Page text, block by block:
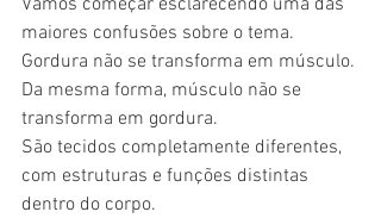
Vamos começar esclarecendo uma das
maiores confusões sobre o tema.
Gordura não se transforma em músculo.
Da mesma forma, músculo não se
transforma em gordura.
São tecidos completamente diferentes,
com estruturas e funções distintas
dentro do corpo.